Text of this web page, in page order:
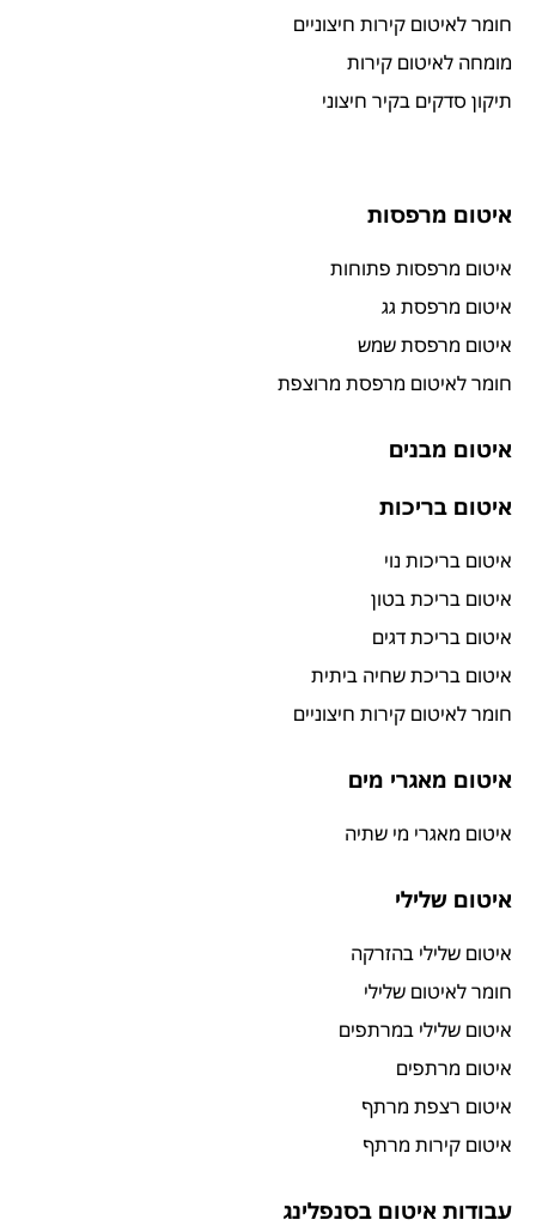
חומר לאיטום קירות חיצוניים
מומחה לאיטום קירות
תיקון סדקים בקיר חיצוני
איטום מרפסות
איטום מרפסות פתוחות
איטום מרפסת גג
איטום מרפסת שמש
חומר לאיטום מרפסת מרוצפת
איטום מבנים
איטום בריכות
איטום בריכות נוי
איטום בריכת בטון
איטום בריכת דגים
איטום בריכת שחיה ביתית
חומר לאיטום קירות חיצוניים
איטום מאגרי מים
איטום מאגרי מי שתיה
איטום שלילי
איטום שלילי בהזרקה
חומר לאיטום שלילי
איטום שלילי במרתפים
איטום מרתפים
איטום רצפת מרתף
איטום קירות מרתף
עבודות איטום בסנפלינג